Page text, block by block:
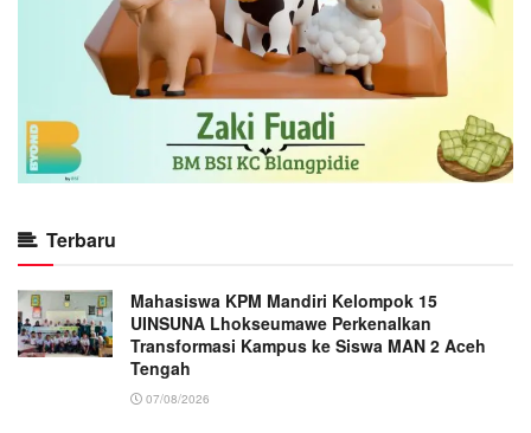
Terbaru
Mahasiswa KPM Mandiri Kelompok 15
UINSUNA Lhokseumawe Perkenalkan
Transformasi Kampus ke Siswa MAN 2 Aceh
Tengah
07/08/2026